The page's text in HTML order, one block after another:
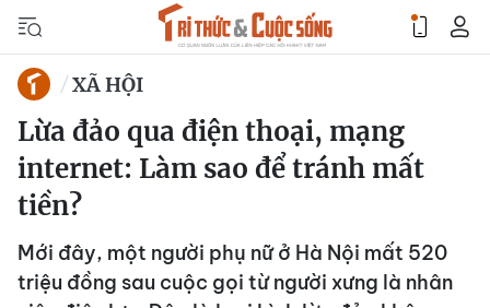
XÃ HỘI
Lừa đảo qua điện thoại, mạng
internet: Làm sao để tránh mất
tiền?
Mới đây, một người phụ nữ ở Hà Nội mất 520
triệu đồng sau cuộc gọi từ người xưng là nhân